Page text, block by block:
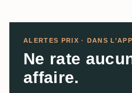
ALERTES PRIX · DANS
Ne rate
affaire.